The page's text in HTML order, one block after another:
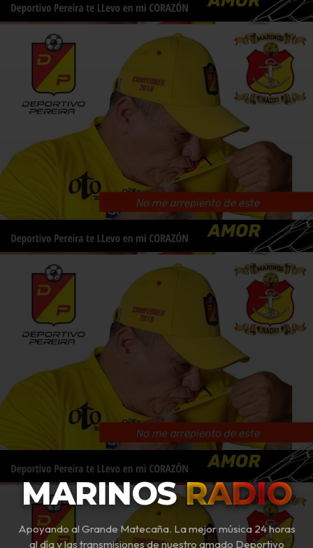
MARINOSRADIO
Apoyando al Grande Matecaña. La mejor música 24 horas
al día y las transmisiones de nuestro amado Deportivo